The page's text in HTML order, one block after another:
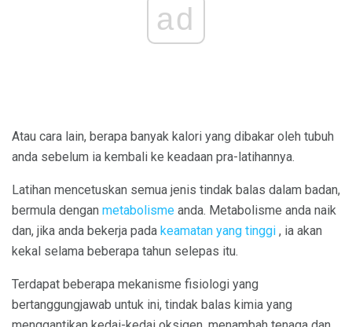
ad
Atau cara lain, berapa banyak kalori yang dibakar oleh tubuh
anda sebelum ia kembali ke keadaan pra-latihannya.
Latihan mencetuskan semua jenis tindak balas dalam badan,
bermula dengan metabolisme anda. Metabolisme anda naik
dan, jika anda bekerja pada keamatan yang tinggi , ia akan
kekal selama beberapa tahun selepas itu.
Terdapat beberapa mekanisme fisiologi yang
bertanggungjawab untuk ini, tindak balas kimia yang